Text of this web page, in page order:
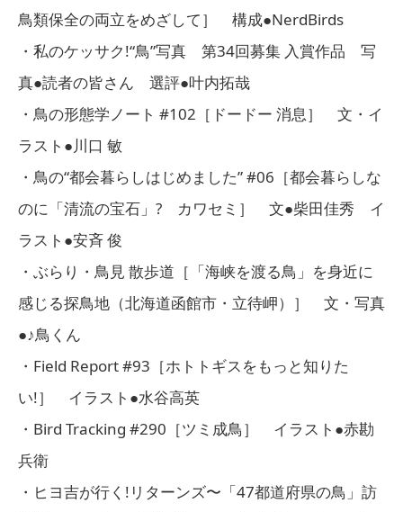
鳥類保全の両立をめざして］ 構成●NerdBirds
・私のケッサク!“鳥”写真 第34回募集 入賞作品 写
真●読者の皆さん 選評●叶内拓哉
・鳥の形態学ノート #102［ドードー 消息］ 文・イ
ラスト●川口 敏
・鳥の“都会暮らしはじめました” #06［都会暮らしな
のに「清流の宝石」? カワセミ］ 文●柴田佳秀 イ
ラスト●安斉 俊
・ぶらり・鳥見 散歩道［「海峡を渡る鳥」を身近に
感じる探鳥地（北海道函館市・立待岬）］ 文・写真
●♪鳥くん
・Field Report #93［ホトトギスをもっと知りた
い!］ イラスト●水谷高英
・Bird Tracking #290［ツミ成鳥］ イラスト●赤勘
兵衛
・ヒヨ吉が行く!リターンズ〜「47都道府県の鳥」訪